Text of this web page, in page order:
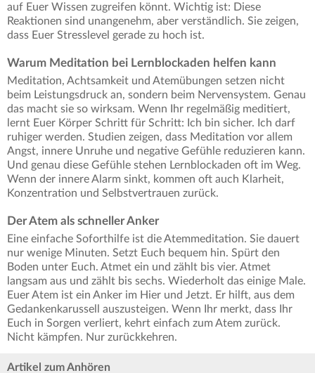
auf Euer Wissen zugreifen könnt. Wichtig ist: Diese
Reaktionen sind unangenehm, aber verständlich. Sie zeigen,
dass Euer Stresslevel gerade zu hoch ist.
Warum Meditation bei Lernblockaden helfen kann
Meditation, Achtsamkeit und Atemübungen setzen nicht
beim Leistungsdruck an, sondern beim Nervensystem. Genau
das macht sie so wirksam. Wenn Ihr regelmäßig meditiert,
lernt Euer Körper Schritt für Schritt: Ich bin sicher. Ich darf
ruhiger werden. Studien zeigen, dass Meditation vor allem
Angst, innere Unruhe und negative Gefühle reduzieren kann.
Und genau diese Gefühle stehen Lernblockaden oft im Weg.
Wenn der innere Alarm sinkt, kommen oft auch Klarheit,
Konzentration und Selbstvertrauen zurück.
Der Atem als schneller Anker
Eine einfache Soforthilfe ist die Atemmeditation. Sie dauert
nur wenige Minuten. Setzt Euch bequem hin. Spürt den
Boden unter Euch. Atmet ein und zählt bis vier. Atmet
langsam aus und zählt bis sechs. Wiederholt das einige Male.
Euer Atem ist ein Anker im Hier und Jetzt. Er hilft, aus dem
Gedankenkarussell auszusteigen. Wenn Ihr merkt, dass Ihr
Euch in Sorgen verliert, kehrt einfach zum Atem zurück.
Nicht kämpfen. Nur zurückkehren.
Artikel zum Anhören